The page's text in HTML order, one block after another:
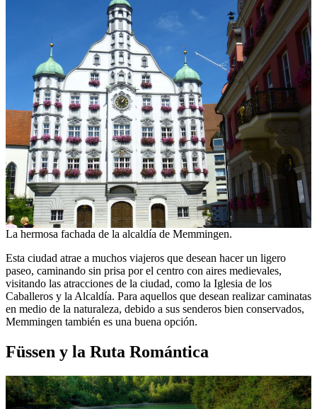
La hermosa fachada de la alcaldía de Memmingen.
Esta ciudad atrae a muchos viajeros que desean hacer un ligero
paseo, caminando sin prisa por el centro con aires medievales,
visitando las atracciones de la ciudad, como la Iglesia de los
Caballeros y la Alcaldía. Para aquellos que desean realizar caminatas
en medio de la naturaleza, debido a sus senderos bien conservados,
Memmingen también es una buena opción.
Füssen y la Ruta Romántica